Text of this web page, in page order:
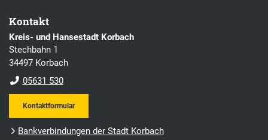
Kontakt
Kreis- und Hansestadt Korbach
Stechbahn 1
34497 Korbach
05631 530
Kontaktformular
Bankverbindungen der Stadt Korbach